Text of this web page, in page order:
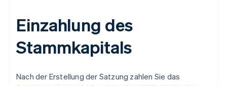
Einzahlung des
Stammkapitals
Nach der Erstellung der Satzung zahlen Sie das